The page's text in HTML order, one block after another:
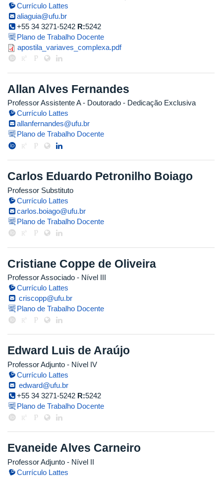
Currículo Lattes
aliaguia@ufu.br
+55 34 3271-5242 R:5242
Plano de Trabalho Docente
apostila_variaves_complexa.pdf
apostila_variaves_complexa.pdf
Allan Alves Fernandes
Professor Assistente A- Doutorado - Dedicação Exclusiva
Currículo Lattes
allanfernandes@ufu.br
Plano de Trabalho Docente
Carlos Eduardo Petronilho Boiago
Professor Substituto
Currículo Lattes
carlos.boiago@ufu.br
Plano de Trabalho Docente
Cristiane Coppe de Oliveira
Professor Associado - Nível III
Currículo Lattes
criscopp@ufu.br
Plano de Trabalho Docente
Edward Luis de Araújo
Professor Adjunto - Nível IV
Currículo Lattes
edward@ufu.br
+55 34 3271-5242 R:5242
Plano de Trabalho Docente
Evaneide Alves Carneiro
Professor Adjunto - Nível II
Currículo Lattes